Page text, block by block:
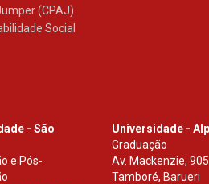
(CPAJ)
Social
- São
e Pós-
Universidade -
Graduação
Av. Mackenzie, 905
Tamboré, Barueri